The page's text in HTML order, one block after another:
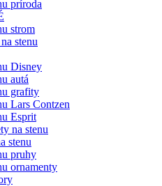
príroda
strom
stenu
Disney
autá
grafity
Lars Contzen
Esprit
na stenu
stenu
pruhy
ornamenty